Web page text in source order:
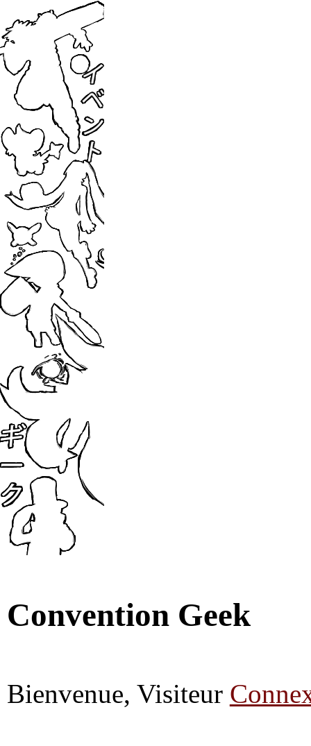
Convention Geek
Bienvenue, Visiteur